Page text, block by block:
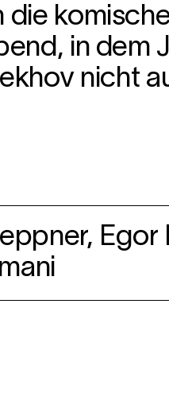
in dem
nicht
Egor